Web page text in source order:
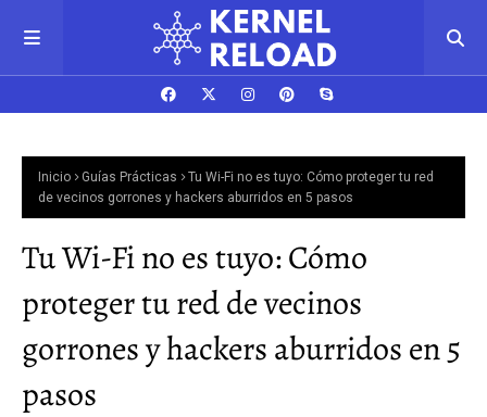
Inicio Guías Prácticas
Tu Wi-Fi no es tuyo: Cómo proteger tu red
de vecinos gorrones y hackers aburridos en 5 pasos
Tu Wi-Fi no es tuyo: Cómo
proteger tu red de vecinos
gorrones y hackers aburridos en 5
pasos